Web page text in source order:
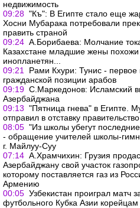
недвижимость
09:28 "Къ": В Египте стало еще
Хосни Мубарака потребовали
править страной
09:24 А.Борибаева: Молчание
Казахстане младшие жены похожи
инопланетян...
09:21
Рами Кхури: Тунис - первое
гражданской позиции арабов
09:19 С.Маркедонов: Исламский
Азербайджана
09:13 "Пятница гнева" в Египте.
отправил в отставку правительство
08:05 "Из школы убегут последние
- обращение учителей школы-
г. Майлуу-Суу
07:14 А.Храмчихин: Грузия
Азербайджану свой участок
которому поставляется газ из
Армению
00:05 Узбекистан проиграл матч
футбольного Кубка Азии корейцам